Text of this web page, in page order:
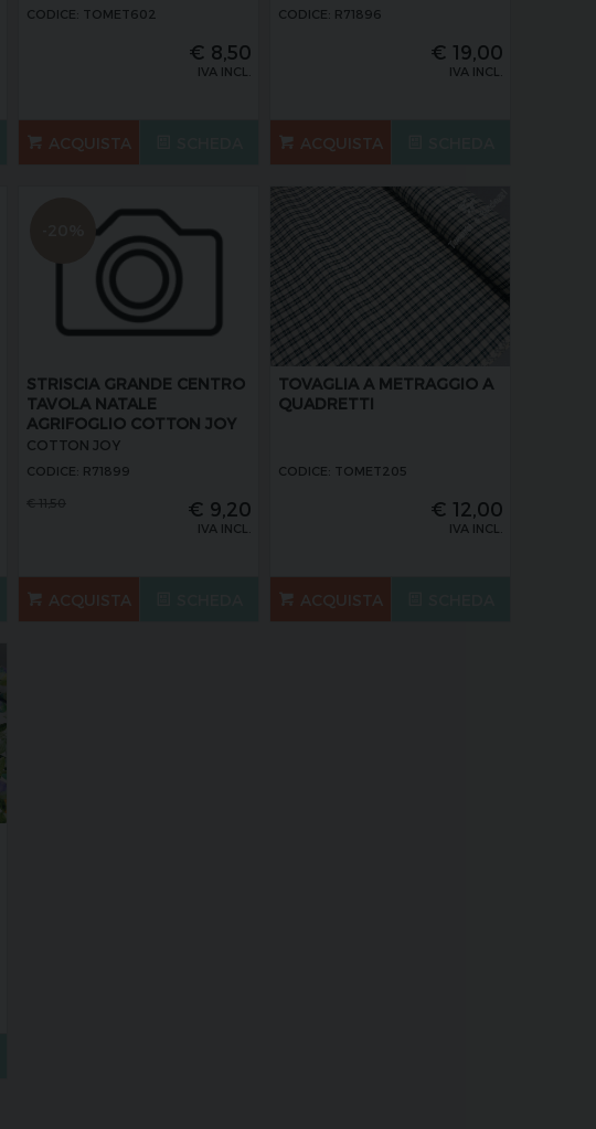
CODICE: TOMET602
€ 8,50
IVA INCL.
ACQUISTA
CODICE: R71896
€ 19,00
IVA INCL.
ACQUISTA
STRISCIA GRANDE CENTRO
TAVOLA NATALE
AGRIFOGLIO COTTON JOY
COTTON JOY
CODICE: R71899
€ 9,20
IVA INCL.
ACQUISTA
TOVAGLIA A METRAGGIO A
QUADRETTI
CODICE: TOMET205
€ 12,00
IVA INCL.
ACQUISTA